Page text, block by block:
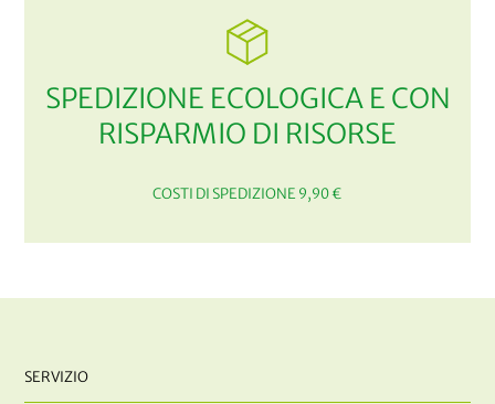
SPEDIZIONE ECOLOGICA E CON
RISPARMIO DI RISORSE
COSTI DI SPEDIZIONE 9,90 €
SERVIZIO